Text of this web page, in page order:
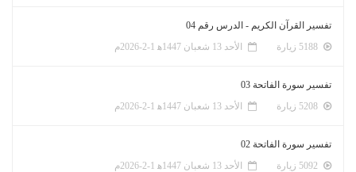
تفسير القرآن الكريم - الدرس رقم 04
الأحد 13 شعبان 1447ﻫ 1-2-2026م
تفسير سورة الفاتحة 03
الأحد 13 شعبان 1447ﻫ 1-2-2026م
تفسير سورة الفاتحة 02
الأحد 13 شعبان 1447ﻫ 1-2-2026م